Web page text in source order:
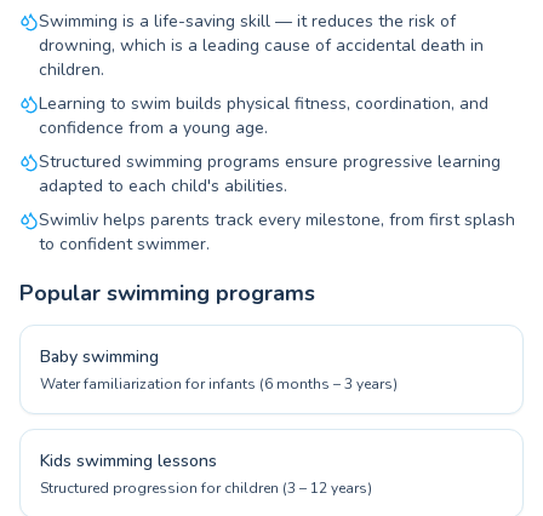
Swimming is a life-saving skill — it reduces the risk of
drowning, which is a leading cause of accidental death in
children.
Learning to swim builds physical fitness, coordination, and
confidence from a young age.
Structured swimming programs ensure progressive learning
adapted to each child's abilities.
Swimliv helps parents track every milestone, from first splash
to confident swimmer.
Popular swimming programs
Baby swimming
Water familiarization for infants (6 months – 3 years)
Kids swimming lessons
Structured progression for children (3 – 12 years)